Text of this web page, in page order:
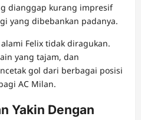
dianggap kurang impresif
yang dibebankan padanya.
Felix tidak diragukan.
yang tajam, dan
gol dari berbagai posisi
AC Milan.
Yakin Dengan